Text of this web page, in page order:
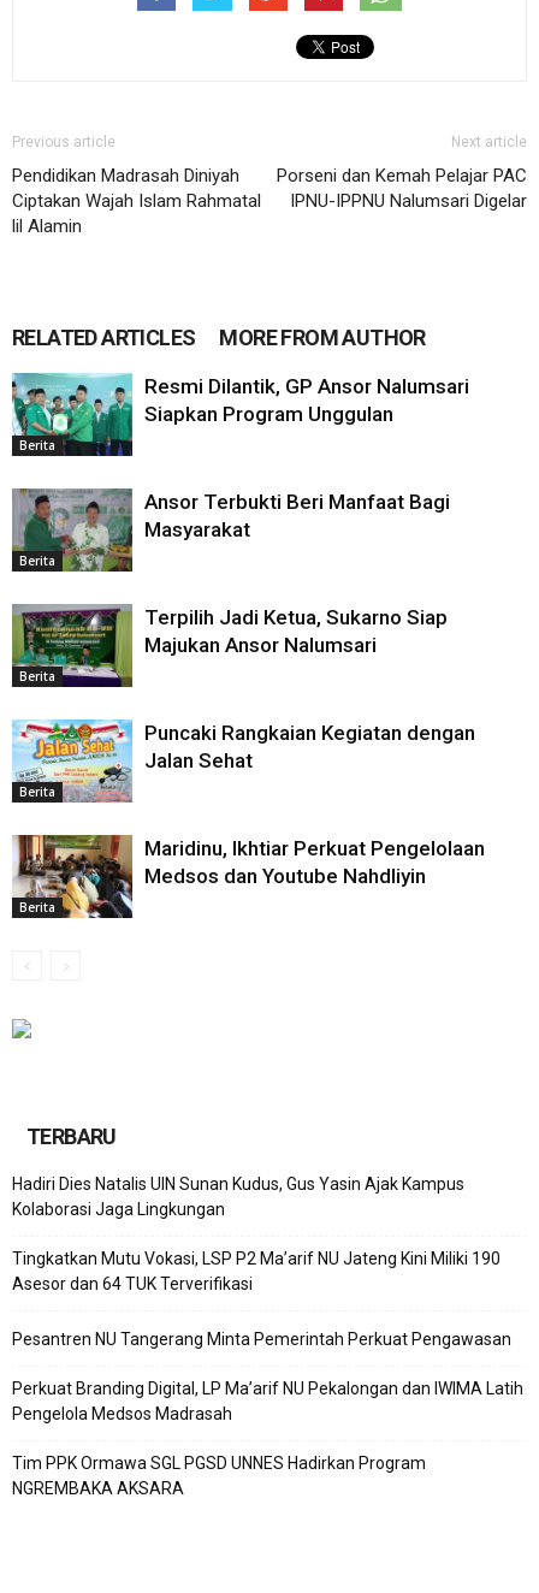
Previous article
Pendidikan Madrasah Diniyah
Ciptakan Wajah Islam Rahmatal
lil Alamin
Next article
Porseni dan Kemah Pelajar PAC
IPNU-IPPNU Nalumsari Digelar
RELATED ARTICLES MORE FROM AUTHOR
Berita
Resmi Dilantik, GP Ansor Nalumsari
Siapkan Program Unggulan
Berita
Ansor Terbukti Beri Manfaat Bagi
Masyarakat
Berita
Terpilih Jadi Ketua, Sukarno Siap
Majukan Ansor Nalumsari
Berita
Puncaki Rangkaian Kegiatan dengan
Jalan Sehat
Berita
Maridinu, Ikhtiar Perkuat Pengelolaan
Medsos dan Youtube Nahdliyin
TERBARU
Hadiri Dies Natalis UIN Sunan Kudus, Gus Yasin Ajak Kampus
Kolaborasi Jaga Lingkungan
Tingkatkan Mutu Vokasi, LSP P2 Ma’arif NU Jateng Kini Miliki 190
Asesor dan 64 TUK Terverifikasi
Pesantren NU Tangerang Minta Pemerintah Perkuat Pengawasan
Perkuat Branding Digital, LP Ma’arif NU Pekalongan dan IWIMA Latih
Pengelola Medsos Madrasah
Tim PPK Ormawa SGL PGSD UNNES Hadirkan Program
NGREMBAKA AKSARA